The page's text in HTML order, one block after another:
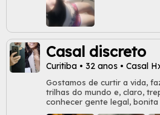
Casal discreto
Curitiba • 32 anos • Casal
Gostamos de curtir a vida,
trilhas do mundo e, claro,
conhecer gente legal,